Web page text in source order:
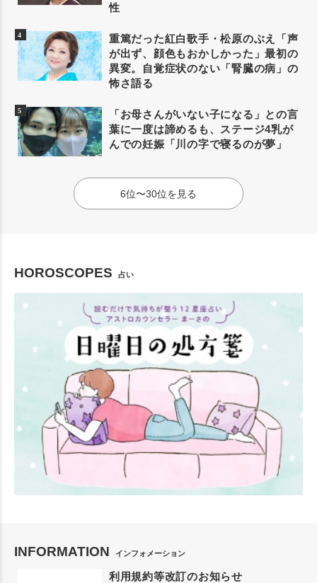
性
重篤だった紅白歌手・松原のぶえ「声
が出ず、顔色もおかしかった」最初の
異変。自覚症状のない「腎臓の病」の
怖さ語る
「お母さんがいない子になる」との言
葉に一度は諦めるも、ステージ4乳が
んでの妊娠「川の字で寝るのが夢」
6位〜30位を見る
HOROSCOPES 占い
INFORMATION インフォメーション
利用規約等改訂のお知らせ